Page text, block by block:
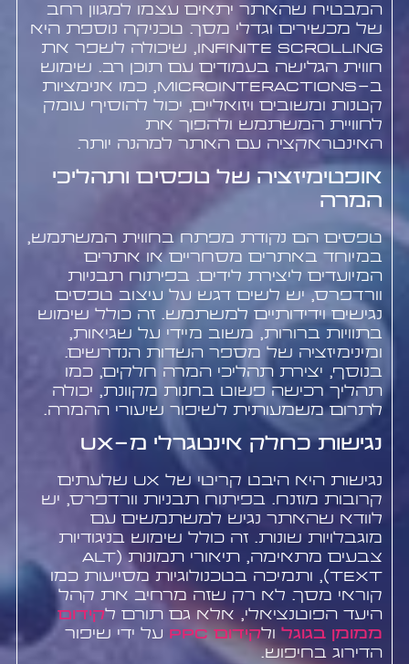
המבטיח שהאתר יתאים עצמו למגוון רחב
של מכשירים וגדלי מסך. טכניקה נוספת היא
Infinite Scrolling, שיכולה לשפר את
חווית הגלישה בעמודים עם תוכן רב. שימוש
ב-Microinteractions, כמו אנימציות
קטנות ומשובים ויזואליים, יכול להוסיף עומק
לחוויית המשתמש ולהפוך את
האינטראקציה עם האתר למהנה יותר.
אופטימיזציה של טפסים ותהליכי
המרה
טפסים הם נקודת מפתח בחווית המשתמש,
במיוחד באתרים מסחריים או אתרים
המיועדים ליצירת לידים. בפיתוח תבניות
וורדפרס, יש לשים דגש על עיצוב טפסים
נגישים וידידותיים למשתמש. זה כולל שימוש
בתוויות ברורות, משוב מיידי על שגיאות,
ומינימיזציה של מספר השדות הנדרשים.
בנוסף, יצירת תהליכי המרה חלקים, כמו
תהליך רכישה פשוט בחנות מקוונת, יכולה
לתרום משמעותית לשיפור שיעורי ההמרה.
נגישות כחלק אינטגרלי מ-UX
נגישות היא היבט קריטי של UX שלעתים
קרובות מוזנח. בפיתוח תבניות וורדפרס, יש
לוודא שהאתר נגיש למשתמשים עם
מוגבלויות שונות. זה כולל שימוש בניגודיות
צבעים מתאימה, תיאורי תמונות (alt
text), ותמיכה בטכנולוגיות מסייעות כמו
קוראי מסך. לא רק שזה מרחיב את קהל
היעד הפוטנציאלי, אלא גם תורם לקידום
ממומן בגוגלולקידום PPC
על ידי שיפור
הדירוג בחיפוש.